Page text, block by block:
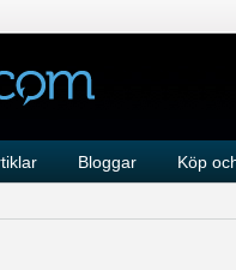
Bloggar Köp